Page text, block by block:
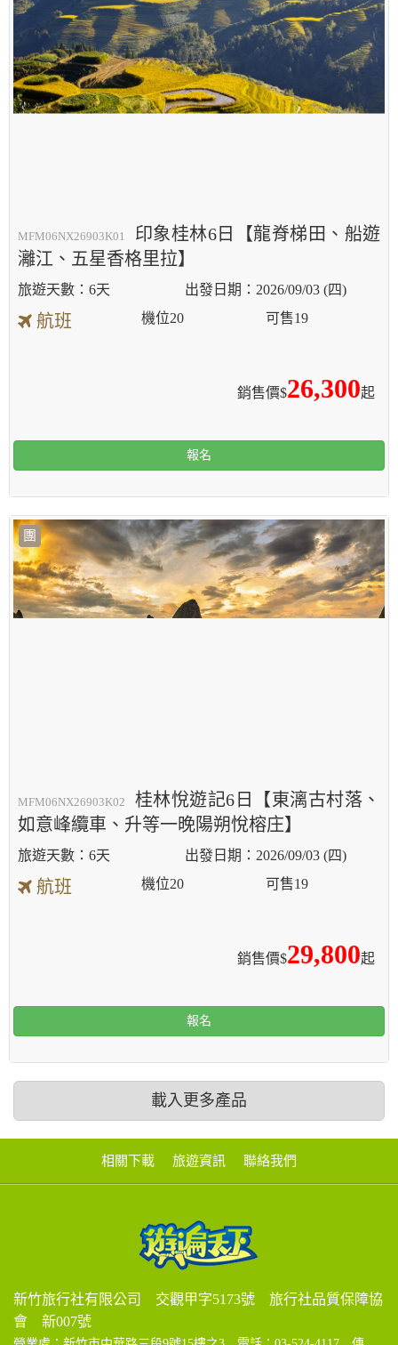
MFM06NX26903K01
印象桂林6日【龍脊梯田、船遊
灕江、五星香格里拉】
6天 2026/09/03 (四)
航班
銷售價$26,300起
機位20 可售19
報名
團
MFM06NX26903K02
桂林悅遊記6日【東漓古村落、
如意峰纜車、升等一晚陽朔悅榕庄】
6天 2026/09/03 (四)
航班
銷售價$29,800起
機位20 可售19
報名
載入更多產品
相關下載 旅遊資訊 聯絡我們
新竹旅行社有限公司 交觀甲字5173號 旅行社品質保障協
會 新007號